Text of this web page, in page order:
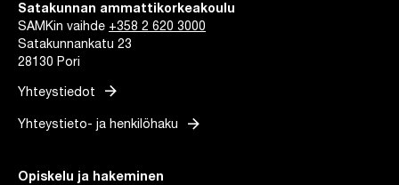
Satakunnan ammattikorkeakoulu
SAMKin vaihde +358 2 620 3000
Satakunnankatu 23
28130 Pori
Yhteystiedot arrow_forward
Yhteystieto- ja henkilöhaku arrow_forward
Opiskelu ja hakeminen